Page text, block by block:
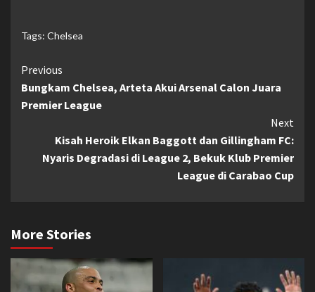
Tags: Chelsea
Continue
Reading
Previous
Bungkam Chelsea, Arteta Akui Arsenal Calon Juara
Premier League
Next
Kisah Heroik Elkan Baggott dan Gillingham FC:
Nyaris Degradasi di League 2, Bekuk Klub Premier
League di Carabao Cup
More Stories